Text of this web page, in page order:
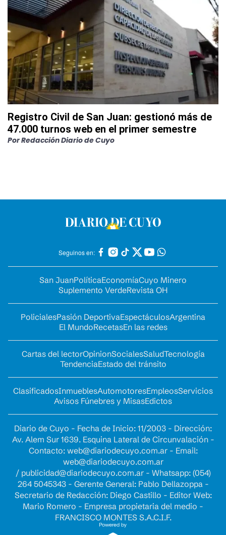
Registro Civil de San Juan: gestionó más de
47.000 turnos web en el primer semestre
PorRedacción Diario de Cuyo
Seguinos en:
San JuanPolíticaEconomíaCuyo Minero
Suplemento VerdeRevista OH
PolicialesPasión DeportivaEspectáculosArgentina
El MundoRecetasEn las redes
Cartas del lectorOpinionSocialesSaludTecnología
TendenciaEstado del tránsito
ClasificadosInmueblesAutomotoresEmpleosServicios
Avisos Fúnebres y MisasEdictos
Diario de Cuyo - Fecha de Inicio: 11/2003 - Dirección:
Av. Alem Sur 1639. Esquina Lateral de Circunvalación -
Contacto: web@diariodecuyo.com.ar- Email:
web@diariodecuyo.com.ar
/ publicidad@diariodecuyo.com.ar- Whatsapp: (054)
264 5045343 - Gerente General: Pablo Dellazoppa -
Secretario de Redacción: Diego Castillo - Editor Web:
Mario Romero - Empresa propietaria del medio -
FRANCISCO MONTES S.A.C.I.F.